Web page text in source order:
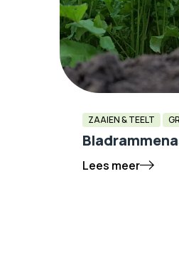
ZAAIEN & TEELT
Lees meer